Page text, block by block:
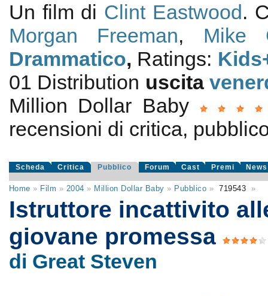
Un film di Clint Eastwood.
Morgan Freeman, Mike
Drammatico, Ratings:
01 Distribution uscita
Million Dollar Baby
recensioni di critica,
Scheda Critica Pubblico Forum Cast Premi News
Home » Film » 2004 » Million Dollar Baby » Pubblico » 719543 »
Istruttore incattivito
giovane promessa
di Great Steven